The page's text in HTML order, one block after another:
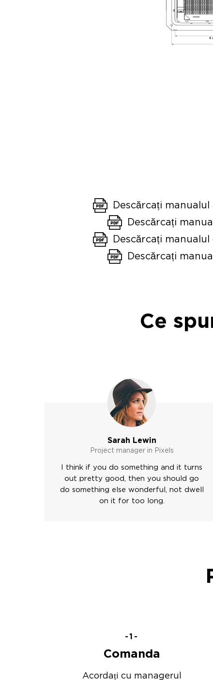
Descărcați
Descărcați
Descărcați
Descărcați
Ce
Sarah Lewin
Project manager in Pixels
I think if you do something and it turns
out pretty good, then you should go
do something else wonderful, not dwell
on it for too long.
-1-
Comanda
Acordați cu managerul